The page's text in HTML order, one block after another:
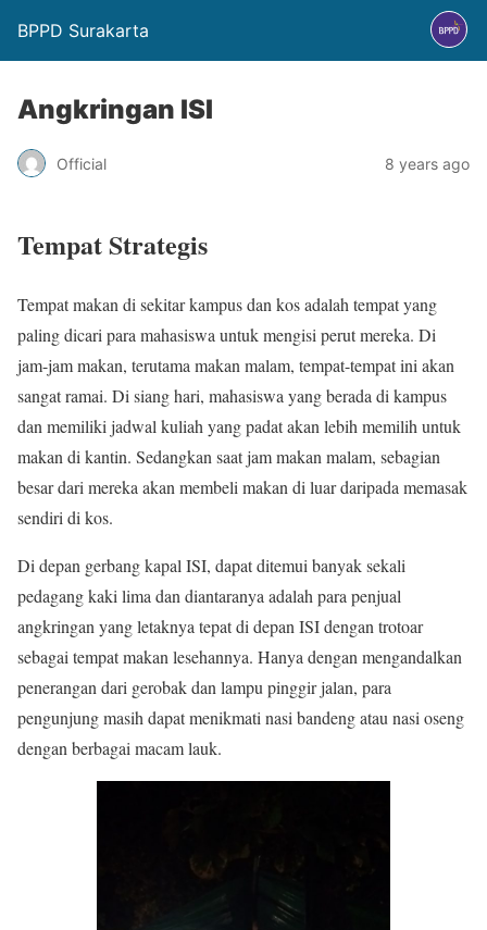
BPPD Surakarta
Angkringan ISI
Official 8 years ago
Tempat Strategis
Tempat makan di sekitar kampus dan kos adalah tempat yang
paling dicari para mahasiswa untuk mengisi perut mereka. Di
jam-jam makan, terutama makan malam, tempat-tempat ini akan
sangat ramai. Di siang hari, mahasiswa yang berada di kampus
dan memiliki jadwal kuliah yang padat akan lebih memilih untuk
makan di kantin. Sedangkan saat jam makan malam, sebagian
besar dari mereka akan membeli makan di luar daripada memasak
sendiri di kos.
Di depan gerbang kapal ISI, dapat ditemui banyak sekali
pedagang kaki lima dan diantaranya adalah para penjual
angkringan yang letaknya tepat di depan ISI dengan trotoar
sebagai tempat makan lesehannya. Hanya dengan mengandalkan
penerangan dari gerobak dan lampu pinggir jalan, para
pengunjung masih dapat menikmati nasi bandeng atau nasi oseng
dengan berbagai macam lauk.